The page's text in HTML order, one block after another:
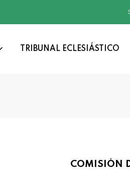
TRIBUNAL ECLESIÁSTICO
COMISIÓN